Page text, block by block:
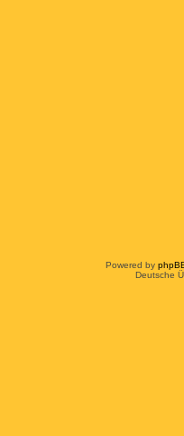
Powered by
Deutsche